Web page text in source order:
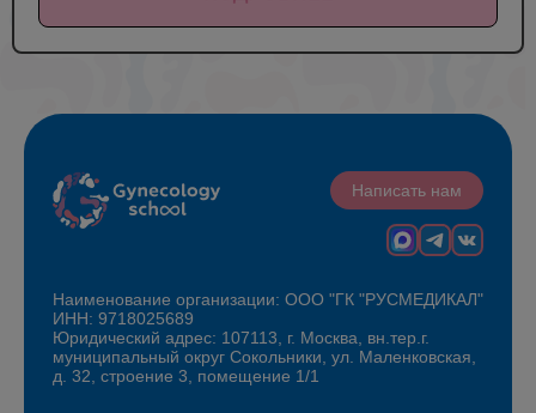
Написать нам
Наименование организации: ООО "ГК "РУСМЕДИКАЛ"
ИНН: 9718025689
Юридический адрес: 107113, г. Москва, вн.тер.г.
муниципальный округ Сокольники, ул. Маленковская,
д. 32, строение 3, помещение 1/1